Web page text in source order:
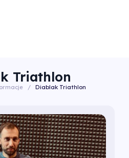
Triathlon
/ Diablak Triathlon